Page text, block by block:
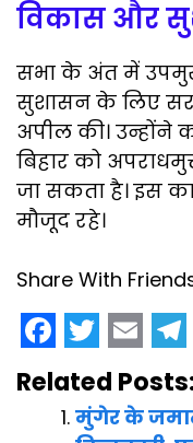
विकास और
सभा के अंत में
सुशासन के लिए
अपील की। उन्होंने
बिहार को
जा सकता है। इस
मौजूद रहे।
Share With
F
a
T
w
E
m
T
e
Related
मुंगेर के